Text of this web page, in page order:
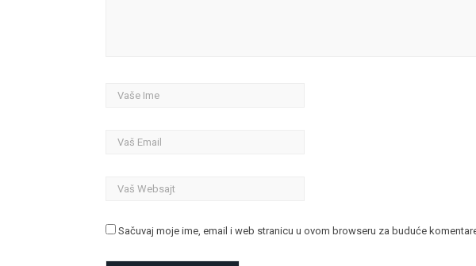
Sačuvaj moje ime, email i web stranicu u ovom browseru za buduće